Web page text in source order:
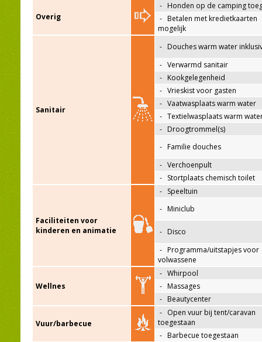
Overig
- Honden op de camping
- Betalen met kredietkaarten
mogelijk
Sanitair
- Douches warm water
- Verwarmd sanitair
- Kookgelegenheid
- Vrieskist voor gasten
- Vaatwasplaats warm water
- Textielwasplaats warm
- Droogtrommel(s)
- Familie douches
- Verchoenpult
- Stortplaats chemisch toilet
Faciliteiten voor
kinderen en animatie
- Speeltuin
- Miniclub
- Disco
- Programma/uitstapjes voor
volwassene
Wellnes
- Whirpool
- Massages
- Beautycenter
Vuur/barbecue
- Open vuur bij tent/caravan
toegestaan
- Barbecue toegestaan